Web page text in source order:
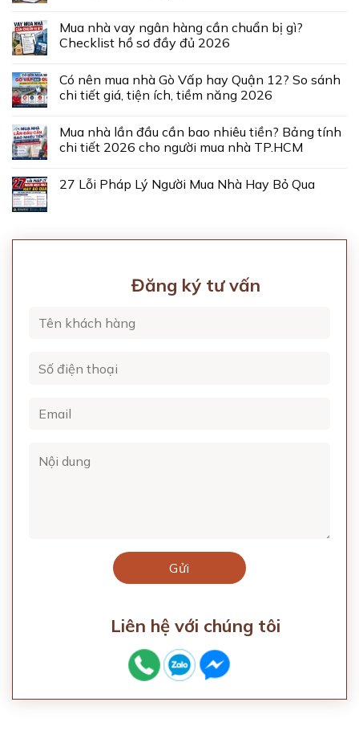
Mua nhà vay ngân hàng cần chuẩn bị gì?
Checklist hồ sơ đầy đủ 2026
Có nên mua nhà Gò Vấp hay Quận 12? So sánh
chi tiết giá, tiện ích, tiềm năng 2026
Mua nhà lần đầu cần bao nhiêu tiền? Bảng tính
chi tiết 2026 cho người mua nhà TP.HCM
27 Lỗi Pháp Lý Người Mua Nhà Hay Bỏ Qua
Đăng ký tư vấn
Liên hệ với chúng tôi